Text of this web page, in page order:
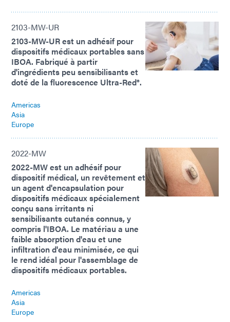
2103-MW-UR
2103-MW-UR est un adhésif pour
dispositifs médicaux portables sans
IBOA. Fabriqué à partir
d'ingrédients peu sensibilisants et
doté de la fluorescence Ultra-Red®.
Americas
Asia
Europe
2022-MW
2022-MW est un adhésif pour
dispositif médical, un revêtement et
un agent d'encapsulation pour
dispositifs médicaux spécialement
conçu sans irritants ni
sensibilisants cutanés connus, y
compris l'IBOA. Le matériau a une
faible absorption d'eau et une
infiltration d'eau minimisée, ce qui
le rend idéal pour l'assemblage de
dispositifs médicaux portables.
Americas
Asia
Europe